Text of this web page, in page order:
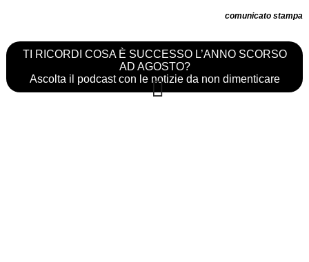
comunicato stampa
TI RICORDI COSA È SUCCESSO L’ANNO SCORSO
AD AGOSTO?
Ascolta il podcast con le notizie da non dimenticare